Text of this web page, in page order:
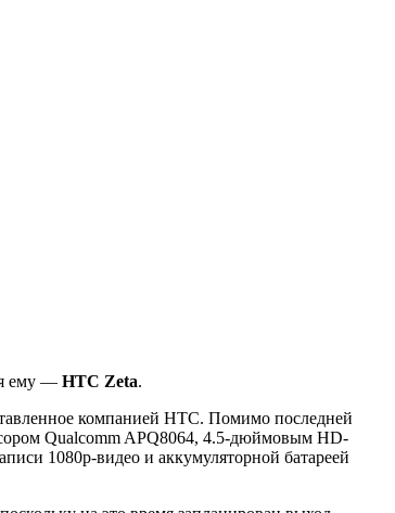
ему — HTC Zeta.
компанией HTC. Помимо последней
Qualcomm APQ8064, 4.5-дюймовым HD-
1080p-видео и аккумуляторной батареей